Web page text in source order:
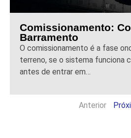
Comissionamento:
Barramento
O comissionamento é a fase
terreno, se o sistema funciona
antes de entrar em…
Anterior